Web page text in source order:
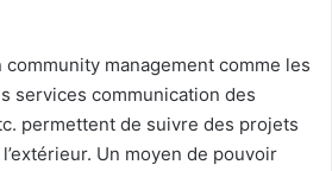
management comme les
services communication des
permettent de suivre des projets
Un moyen de pouvoir